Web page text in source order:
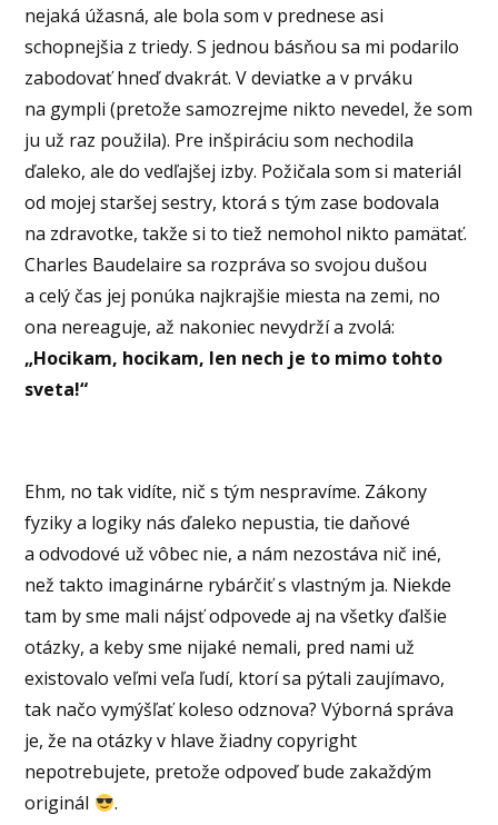
nejaká úžasná, ale bola som v prednese asi
schopnejšia z triedy. S jednou básňou sa mi podarilo
zabodovať hneď dvakrát. V deviatke a v prváku
na gympli (pretože samozrejme nikto nevedel, že som
ju už raz použila). Pre inšpiráciu som nechodila
ďaleko, ale do vedľajšej izby. Požičala som si materiál
od mojej staršej sestry, ktorá s tým zase bodovala
na zdravotke, takže si to tiež nemohol nikto pamätať.
Charles Baudelaire sa rozpráva so svojou dušou
a celý čas jej ponúka najkrajšie miesta na zemi, no
ona nereaguje, až nakoniec nevydrží a zvolá:
„Hocikam, hocikam, len nech je to mimo tohto
sveta!“
Ehm, no tak vidíte, nič s tým nespravíme. Zákony
fyziky a logiky nás ďaleko nepustia, tie daňové
a odvodové už vôbec nie, a nám nezostáva nič iné,
než takto imaginárne rybárčiť s vlastným ja. Niekde
tam by sme mali nájsť odpovede aj na všetky ďalšie
otázky, a keby sme nijaké nemali, pred nami už
existovalo veľmi veľa ľudí, ktorí sa pýtali zaujímavo,
tak načo vymýšľať koleso odznova? Výborná správa
je, že na otázky v hlave žiadny copyright
nepotrebujete, pretože odpoveď bude zakaždým
originál
.